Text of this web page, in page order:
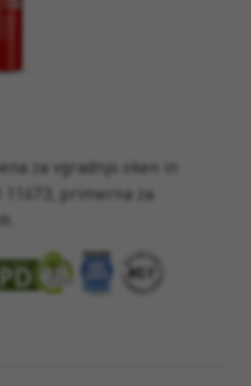
za vgradnjo oken in
primerna za